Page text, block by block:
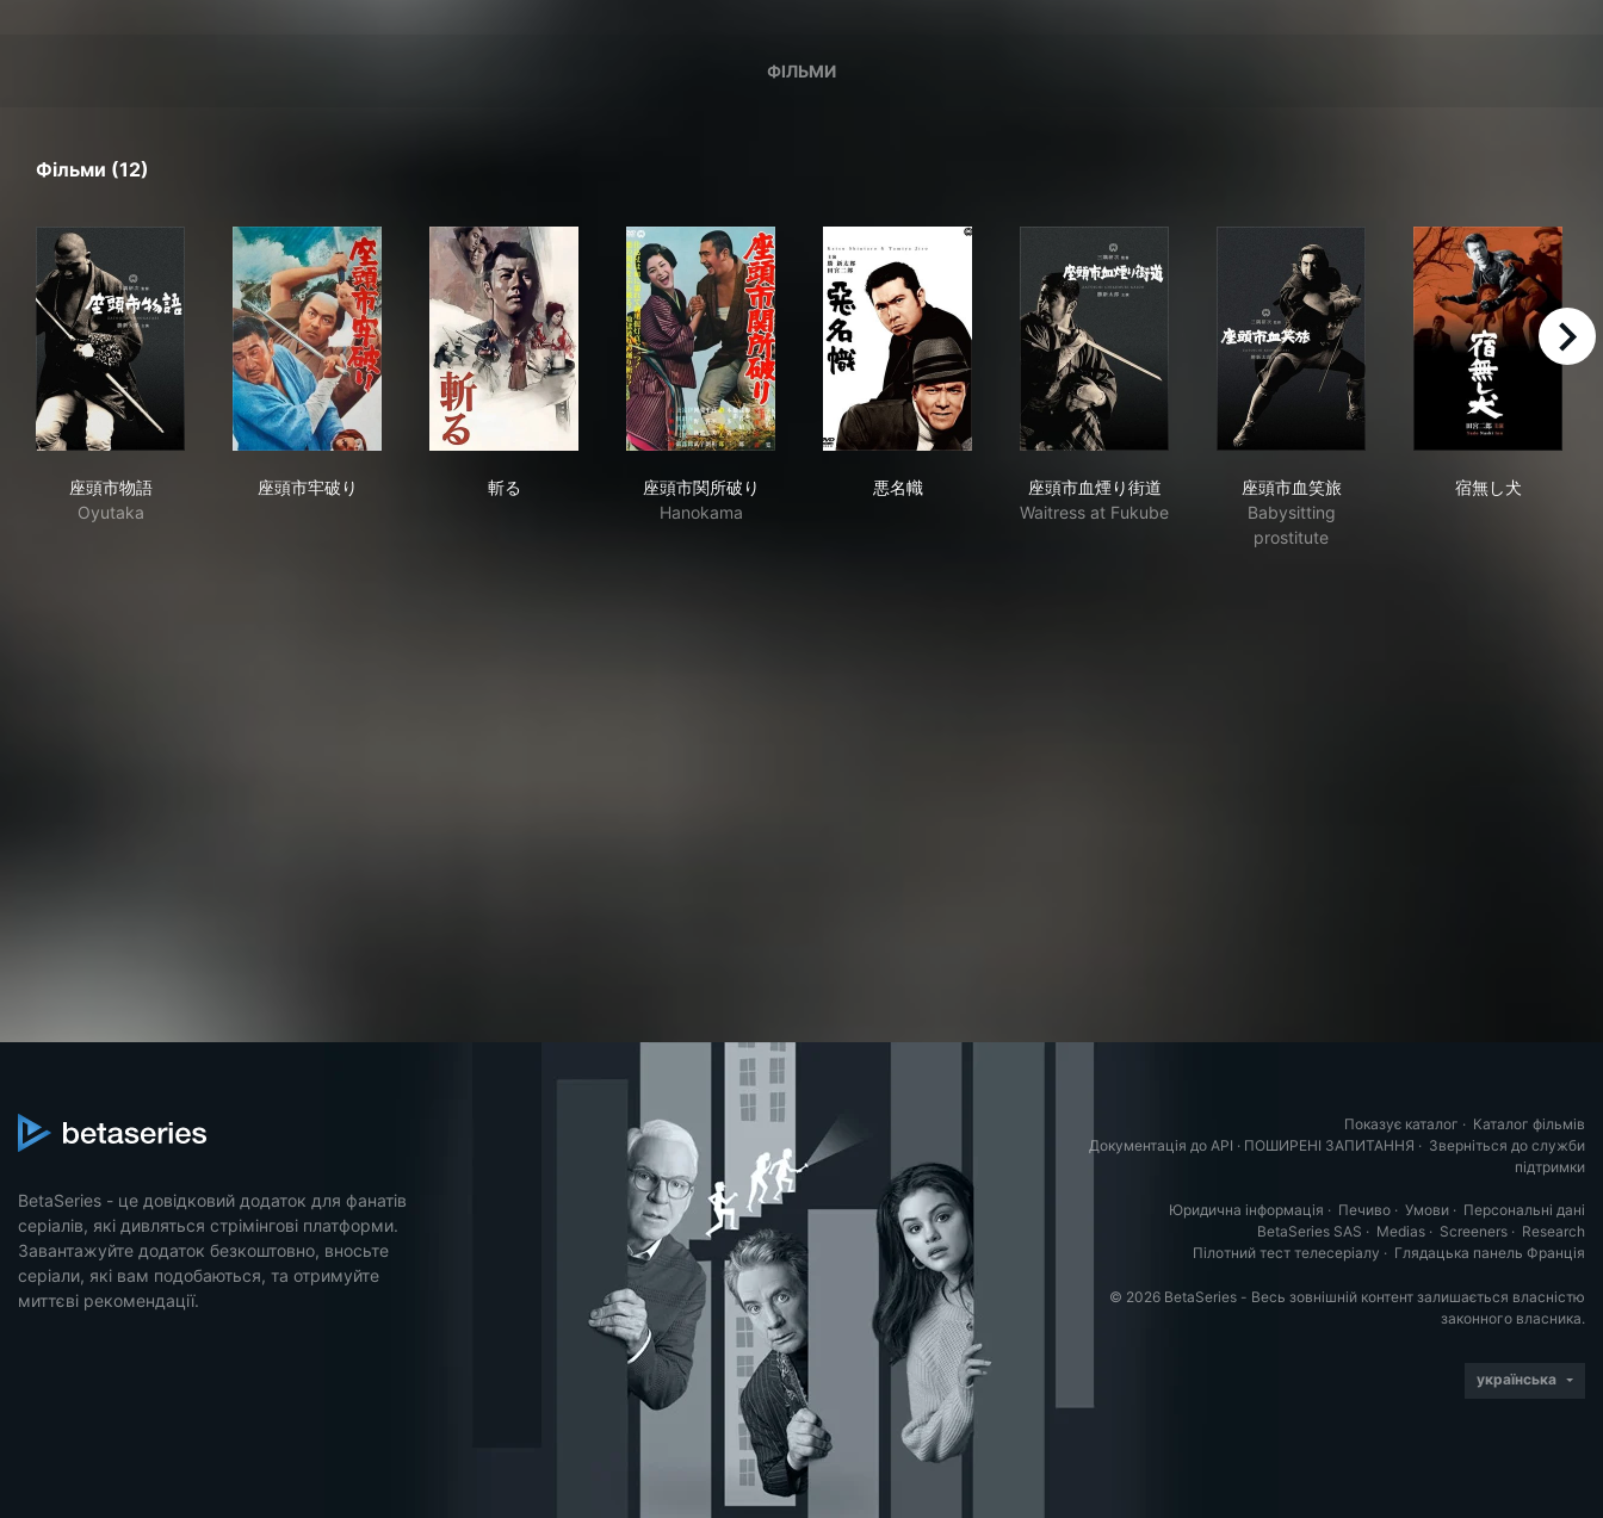
ФІЛЬМИ
Фільми (12)
座頭市物語
Oyutaka
座頭市牢破り
斬る
座頭市関所破り
Hanokama
悪名幟
座頭市血煙り街道
Waitress at Fukube
座頭市血笑旅
Babysitting
prostitute
宿無し犬
right
BetaSeries - це довідковий додаток для фанатів
серіалів, які дивляться стрімінгові платформи.
Завантажуйте додаток безкоштовно, вносьте
серіали, які вам подобаються, та отримуйте
миттєві рекомендації.
Показує каталог · Каталог фільмів
Документація до API · ПОШИРЕНІ ЗАПИТАННЯ · Зверніться до служби
підтримки
Юридична інформація · Печиво · Умови · Персональні дані
BetaSeries SAS · Medias · Screeners · Research
Пілотний тест телесеріалу · Глядацька панель Франція
© 2026 BetaSeries - Весь зовнішній контент залишається власністю
законного власника.
українська